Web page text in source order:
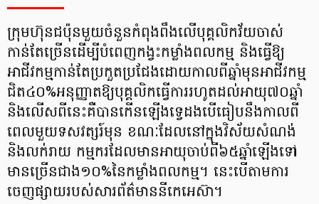
ក្រុមហ៊ុនជប៉ុនមួយចំនួនកំពុងពឹងលើបុគ្គលិកវ័យចាស់
កាន់តែច្រើនដើម្បីបំពេញកង្វះកម្លាំងពលកម្ម និងធ្វើឱ្យ
អាជីវកម្មកាន់តែប្រកួតប្រជែងដោយកាលពីឆ្នាំមុនអាជីវកម្ម
ជិត៤០%អនុញ្ញាតឱ្យបុគ្គលិកធ្វើការរហូតដល់អាយុ៧០ឆ្នាំ
និងលើសពីនេះគឺបានកើនឡើងទ្វេដងបើធៀបនឹងកាលពី
ពេលមួយទសវត្សរ៍មុន ខណៈដែលនៅក្នុងវិស័យសំណង់
និងលក់រាយ កម្មករដែលមានអាយុចាប់ពី៦៥ឆ្នាំឡើងទៅ
មានច្រើនជាង១០%នៃកម្លាំងពលកម្ម។ នេះបើតាមការ
ចេញផ្សាយរបស់សារព័ត៌មាននីកេអេស៊ា។